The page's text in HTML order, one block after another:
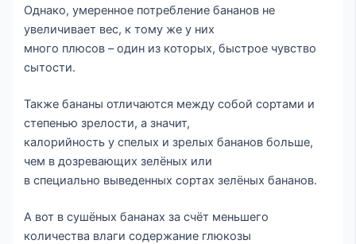
Однако, умеренное потребление бананов не
увеличивает вес, к тому же у них
много плюсов – один из которых, быстрое чувство
сытости.
Также бананы отличаются между собой сортами и
степенью зрелости, а значит,
калорийность у спелых и зрелых бананов больше,
чем в дозревающих зелёных или
в специально выведенных сортах зелёных бананов.
А вот в сушёных бананах за счёт меньшего
количества влаги содержание глюкозы